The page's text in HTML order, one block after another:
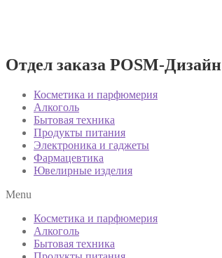
Отдел заказа POSM-Дизайн
Косметика и парфюмерия
Алкоголь
Бытовая техника
Продукты питания
Электроника и гаджеты
Фармацевтика
Ювелирные изделия
Menu
Косметика и парфюмерия
Алкоголь
Бытовая техника